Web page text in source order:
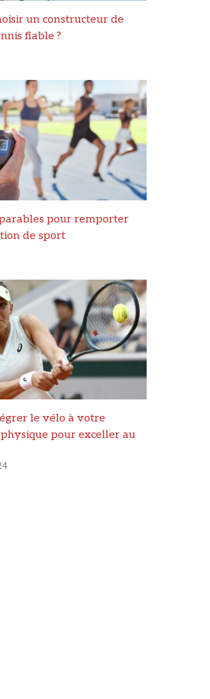
un constructeur de
fiable ?
pour remporter
de sport
le vélo à votre
pour exceller au